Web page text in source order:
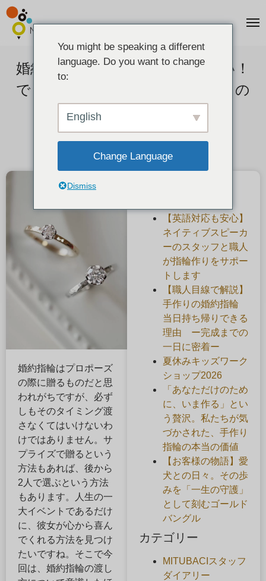
婚約指輪をサプライズで贈りたい！
でも一緒に選ぶ方法も。オススメの
婚約指輪の渡し方は？
2021-05-25
婚約指輪はプロポーズ
の際に贈るものだと思
われがちですが、必ず
しもそのタイミング渡
さなくてはいけないわ
けではありません。サ
プライズで贈るという
方法もあれば、後から
2人で選ぶという方法
もあります。人生の一
大イベントであるだけ
に、彼女が心から喜ん
でくれる方法を見つけ
たいですね。そこで今
回は、婚約指輪の渡し
【英語対応も安心】
ネイティブスピーカ
ーのスタッフと職人
が指輪作りをサポー
トします
【職人目線で解説】
手作りの婚約指輪
当日持ち帰りできる
理由 ー完成までの
一日に密着ー
夏休みキッズワーク
ショップ2026
「あなただけのため
に、いま作る」とい
う贅沢。私たちが気
づかされた、手作り
指輪の本当の価値
【お客様の物語】愛
犬との日々。その歩
みを「一生の守護」
として刻むゴールド
バングル
カテゴリー
MITUBACIスタッフ
ダイアリー
You might be speaking a different
language. Do you want to change
to:
English
Change Language
Dismiss